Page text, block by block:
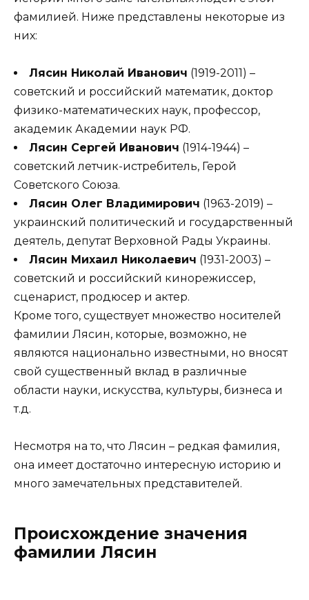
фамилией. Ниже представлены некоторые из
них:
Лясин Николай Иванович (1919-2011) –
советский и российский математик, доктор
физико-математических наук, профессор,
академик Академии наук РФ.
Лясин Сергей Иванович (1914-1944) –
советский летчик-истребитель, Герой
Советского Союза.
Лясин Олег Владимирович (1963-2019) –
украинский политический и государственный
деятель, депутат Верховной Рады Украины.
Лясин Михаил Николаевич (1931-2003) –
советский и российский кинорежиссер,
сценарист, продюсер и актер.
Кроме того, существует множество носителей
фамилии Лясин, которые, возможно, не
являются национально известными, но вносят
свой существенный вклад в различные
области науки, искусства, культуры, бизнеса и
т.д.
Несмотря на то, что Лясин – редкая фамилия,
она имеет достаточно интересную историю и
много замечательных представителей.
Происхождение значения
фамилии Лясин